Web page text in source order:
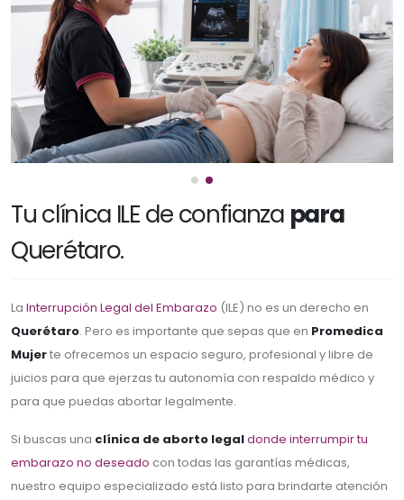
Tu clínica ILE de confianza para
Querétaro.
La Interrupción Legal del Embarazo (ILE) no es un derecho en
Querétaro. Pero es importante que sepas que en Promedica
Mujerte ofrecemos un espacio seguro, profesional y libre de
juicios para que ejerzas tu autonomía con respaldo médico y
para que puedas abortar legalmente.
Si buscas una clínica de aborto legaldonde interrumpir tu
embarazo no deseado con todas las garantías médicas,
nuestro equipo especializado está listo para brindarte atención